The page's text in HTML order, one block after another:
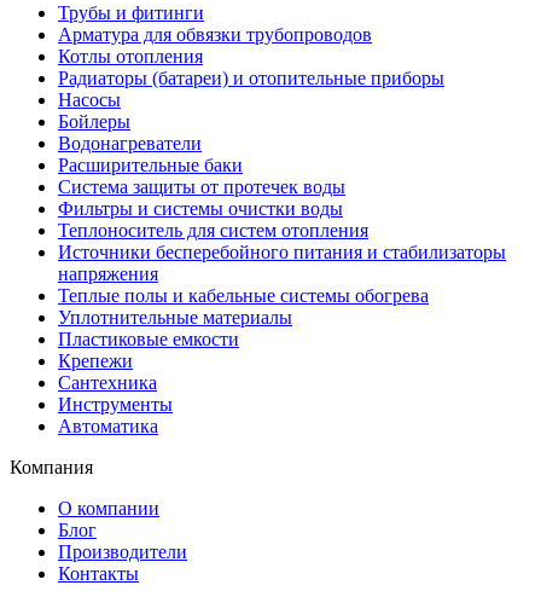
Трубы и фитинги
Арматура для обвязки трубопроводов
Котлы отопления
Радиаторы (батареи) и отопительные приборы
Насосы
Бойлеры
Водонагреватели
Расширительные баки
Система защиты от протечек воды
Фильтры и системы очистки воды
Теплоноситель для систем отопления
Источники бесперебойного питания и стабилизаторы
напряжения
Теплые полы и кабельные системы обогрева
Уплотнительные материалы
Пластиковые емкости
Крепежи
Сантехника
Инструменты
Автоматика
Компания
О компании
Блог
Производители
Контакты